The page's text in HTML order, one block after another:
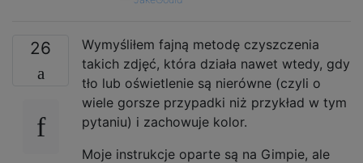
26
Wymyśliłem fajną metodę czyszczenia
takich zdjęć, która działa nawet wtedy, gdy
tło lub oświetlenie są nierówne (czyli o
wiele gorsze przypadki niż przykład w tym
pytaniu) i zachowuje kolor.
Moje instrukcje oparte są na Gimpie, ale